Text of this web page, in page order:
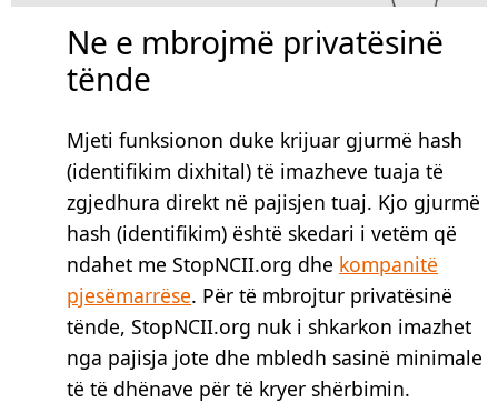
Ne e mbrojmë privatësinë
tënde
Mjeti funksionon duke krijuar gjurmë hash
(identifikim dixhital) të imazheve tuaja të
zgjedhura direkt në pajisjen tuaj. Kjo gjurmë
hash (identifikim) është skedari i vetëm që
ndahet me StopNCII.org dhe kompanitë
pjesëmarrëse. Për të mbrojtur privatësinë
tënde, StopNCII.org nuk i shkarkon imazhet
nga pajisja jote dhe mbledh sasinë minimale
të të dhënave për të kryer shërbimin.